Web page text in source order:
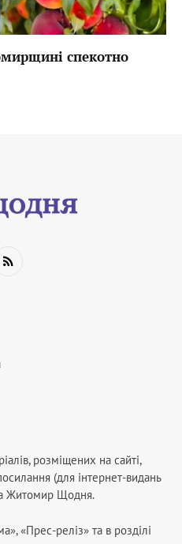
спекотно
RSS
розміщених на сайті,
(для інтернет-видань
Житомир Щодня.
«Прес-реліз» та в розділі